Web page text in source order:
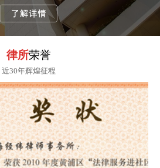
律所荣誉
近30年辉煌征程